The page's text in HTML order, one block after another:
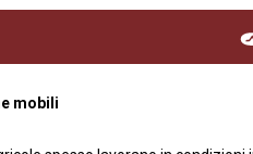
mobili